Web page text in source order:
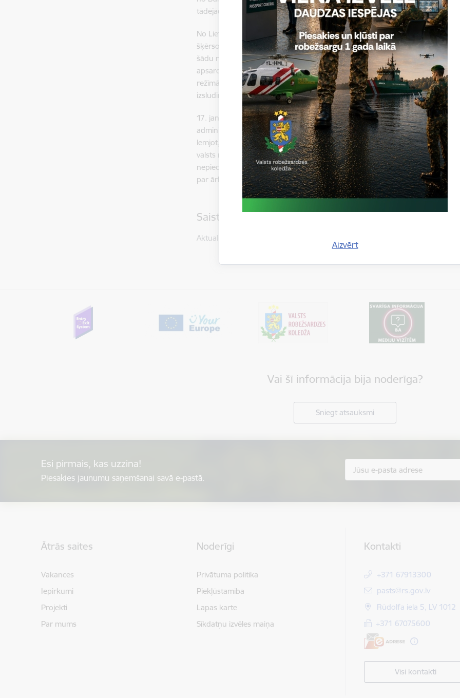
Aizvērt
tādējādi palielinot personu, kuras nelikumīgi šķērso Latvijas–Baltkrievijas
No Lietuvas un Polijas kompetentajām institūcijām joprojām tiek saņemta
šķērsošanu no Baltkrievijas teritorijas, tāpēc ir būtiski nodrošināt
šādu nelikumīgu valsts robežas šķērsošanu, lai nodrošinātu līdzvērtīgu visa
apsardzību. Līdz ar to arī turpmāk ir jānodrošina Latvijas un Baltkrievijas
režīmā, tai skaitā saglabājot Ministru kabineta 2021. gada 10. augusta
izsludināšanu" noteikto ārkārtējās situācijas režīmu.
17. janvārī Ministru kabinets izskatīja un pieņēma zināšanai informatīvo
administratīvajās teritorijās pie Latvijas–Baltkrievijas valsts robežas un
lemjot, ka Iekšlietu ministrijai, ievērojot situācijas attīstības tendences un
valsts robežas, ņemot vērā Krievijas militāro agresiju pret Ukrainu un
nepieciešams, ir sagatavojams un iekšlietu ministram iesniedzams
par ārkārtējās situācijas pagarināšanu uz Latvijas–Baltkrievijas valsts
Saistītas tēmas
Aktualitātes:
Vai šī informācija bija noderīga?
Sniegt atsauksmi
Esi pirmais, kas uzzina!
Piesakies jaunumu saņemšanai savā e-pastā.
Ātrās saites
Vakances
Iepirkumi
Projekti
Par mums
Noderīgi
Privātuma politika
Piekļūstamība
Lapas karte
Sīkdatņu izvēles maiņa
Kontakti
+371 67913300
E-pasts:
pasts@rs.gov.lv
Rūdolfa iela 5, LV 1012
+371 67075600
Visi kontakti